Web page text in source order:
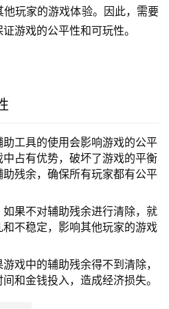
玩家的游戏体验。因此，需要
游戏的公平性和可玩性。
工具的使用会影响游戏的公平
占有优势，破坏了游戏的平衡
残余，确保所有玩家都有公平
果不对辅助残余进行清除，就
不稳定，影响其他玩家的游戏
戏中的辅助残余得不到清除，
和金钱投入，造成经济损失。